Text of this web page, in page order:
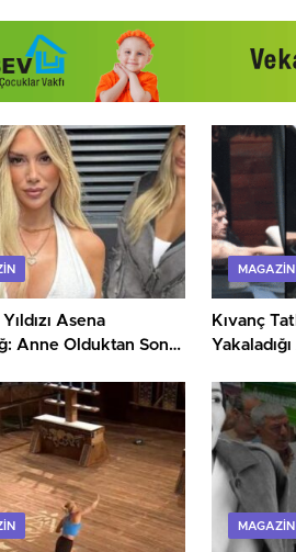
Asena
Anne Olduktan Sonra
MAGAZIN
Kıvanç
MAGAZIN